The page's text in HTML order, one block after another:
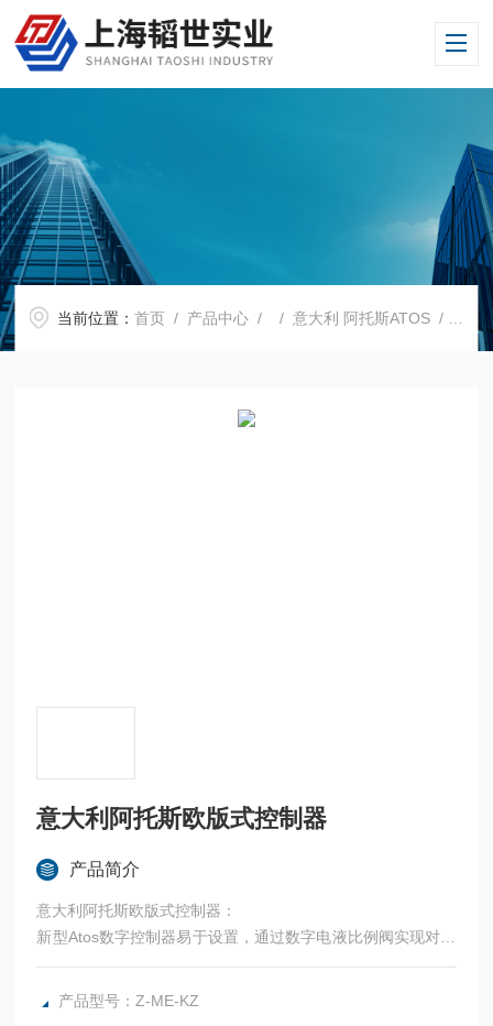
当前位置：首页 / 产品中心 / /意大利 阿托斯ATOS / Z-ME-KZ意大利阿托斯欧版式控制器
意大利阿托斯欧版式控制器
产品简介
意大利阿托斯欧版式控制器：
新型Atos数字控制器易于设置，通过数字电液比例阀实现对任
何电液轴的位移，速度或力的控制。
控制器可以和液压元件进行集成一体，或分体式安装，故这种
产品型号：Z-ME-KZ